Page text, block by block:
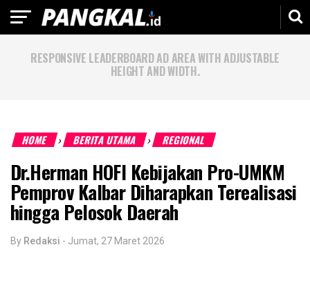
RESPONSIVE LEADERBOARD AD AREA WITH ADJUSTABLE
HEIGHT AND WIDTH.
HOME › BERITA UTAMA › REGIONAL
Dr.Herman HOFI Kebijakan Pro-UMKM
Pemprov Kalbar Diharapkan Terealisasi
hingga Pelosok Daerah
By Redaksi - Jumat, 27 Maret 2026